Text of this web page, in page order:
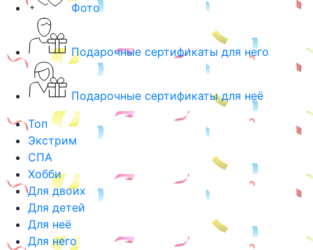
Фото
Подарочные сертификаты для него
Подарочные сертификаты для неё
Топ
Экстрим
СПА
Хобби
Для двоих
Для детей
Для неё
Для него